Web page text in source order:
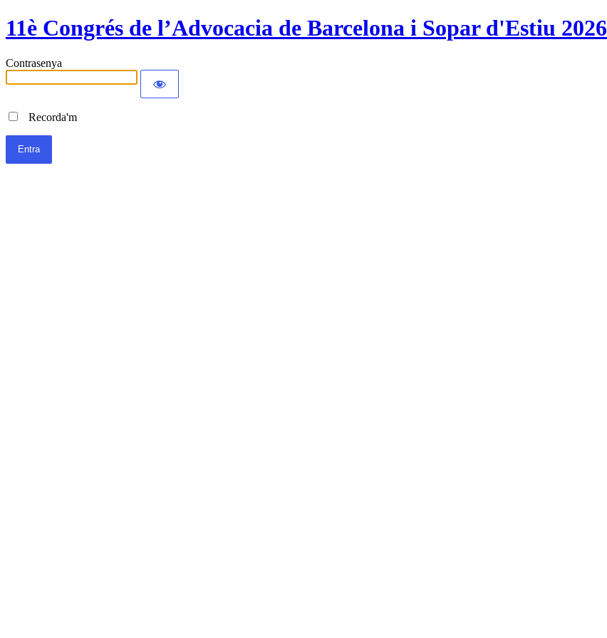
11è Congrés de l’Advocacia de Barcelona i Sopar d'Estiu 2026
Contrasenya
Recorda'm